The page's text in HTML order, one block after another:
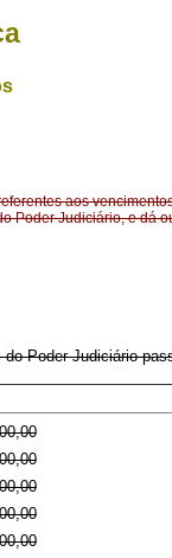
aos
Poder Judiciário, e dá
Poder Judiciário